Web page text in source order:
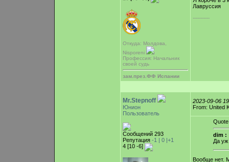
Откуда: Молдова,
Nisporeni
Профессия: Начальник
своей судь
зам.през.ФФ Испании
Лавруссия
-----------
Mr.Stepnoff
Юнион
Пользователь
Сообщений 293
Репутация -1 | 0 |+1
4 [10 -6]
2023-09-06
From: United
Quote
dim :
Да уж
Вообще нет.